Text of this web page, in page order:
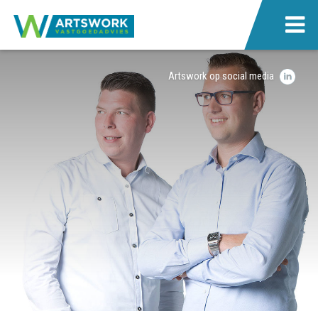
Artswork op social media